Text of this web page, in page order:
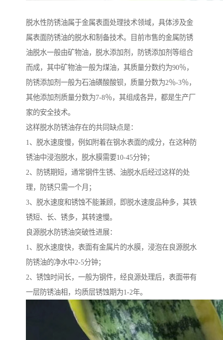
脱水性防锈油属于金属表面处理技术领域，具体涉及金
属表面防锈油的脱水和制备技术。目前市售的金属防锈
油脱水一般由矿物油，脱水添加剂，防锈添加剂等组合
而成，其中矿物油一般为煤油，其质量分数约为90％，
防锈添加剂一般为石油磺酸酸钡，质量分数为2％-3％，
其他添加剂质量分数为7-8％，其组成各异，都是生产厂
家的安全技术。
这样脱水防锈油存在的共同缺点是：
1、脱水速度慢，例如附着在钢水表面的成分，在这种防
锈油中浸泡脱水，脱水膜需要10-45分钟；
2、防锈期短，通常钢件生锈、油脱水后经过这样的处
理，防锈只需一个月；
3、脱水速度和锈蚀不能兼顾，即脱水速度品种多，其铁
锈短、长、锈多，其转速慢。
良源脱水防锈油突破性进展：
1、脱水速度快，表面有金属片的水膜，浸泡在良源脱水
防锈油的净水中2-5分钟；
2、锈蚀时间长，一般为钢件，经良源处理后，表面带有
一层防锈油相，均质层锈蚀期为1-2年。